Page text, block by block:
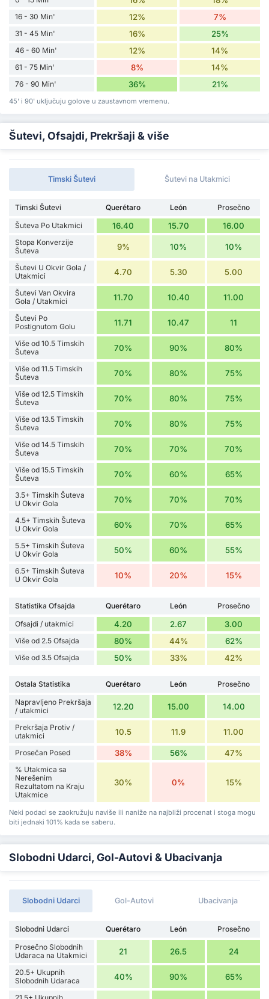
16 - 30 Min' 12% 7%
31 - 45 Min' 16% 25%
46 - 60 Min' 12% 14%
61 - 75 Min' 8% 14%
76 - 90 Min' 36% 21%
45' i 90' uključuju golove u zaustavnom vremenu.
Šutevi, Ofsajdi, Prekršaji & više
Timski Šutevi Šutevi na Utakmici
Timski Šutevi Querétaro León
Prosečno
Šuteva Po Utakmici
16.40 15.70 16.00
Stopa Konverzije
Šuteva
9% 10% 10%
Šutevi U Okvir Gola /
Utakmici
4.70 5.30 5.00
Šutevi Van Okvira
Gola / Utakmici
11.70 10.40 11.00
Šutevi Po
Postignutom Golu
11.71 10.47 11
Više od 10.5 Timskih
Šuteva
70% 90% 80%
Više od 11.5 Timskih
Šuteva
70% 80% 75%
Više od 12.5 Timskih
Šuteva
70% 80% 75%
Više od 13.5 Timskih
Šuteva
70% 80% 75%
Više od 14.5 Timskih
Šuteva
70% 70% 70%
Više od 15.5 Timskih
Šuteva
70% 60% 65%
3.5+ Timskih Šuteva
U Okvir Gola
70% 70% 70%
4.5+ Timskih Šuteva
U Okvir Gola
60% 70% 65%
5.5+ Timskih Šuteva
U Okvir Gola
50% 60% 55%
6.5+ Timskih Šuteva
U Okvir Gola
10% 20% 15%
Statistika Ofsajda Querétaro León
Prosečno
Ofsajdi / utakmici
4.20 2.67 3.00
Više od 2.5 Ofsajda 80% 44% 62%
Više od 3.5 Ofsajda 50% 33% 42%
Ostala Statistika Querétaro León
Prosečno
Napravljeno Prekršaja
/ utakmici
12.20 15.00 14.00
Prekršaja Protiv /
utakmici
10.5 11.9 11.00
Prosečan Posed 38% 56% 47%
% Utakmica sa
Nerešenim
Rezultatom na Kraju
Utakmice
30% 0% 15%
Neki podaci se zaokružuju naviše ili naniže na najbliži procenat i stoga mogu
biti jednaki 101% kada se saberu.
Slobodni Udarci, Gol-Autovi & Ubacivanja
Slobodni Udarci Gol-Autovi Ubacivanja
Slobodni Udarci Querétaro León
Prosečno
Prosečno Slobodnih
Udaraca na Utakmici
21 26.5 24
20.5+ Ukupnih
Slobodnih Udaraca
40% 90% 65%
21.5+ Ukupnih